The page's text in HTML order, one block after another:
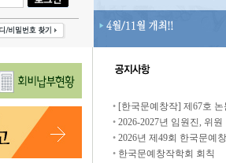
• [한국문예창작] 제67호
• 2026-2027년 임원진, 위
• 2026년 제49회 한국문예
• 한국문예창작학회 회칙